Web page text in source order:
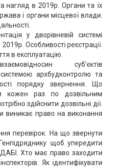
нагляд в 2019р. Органи та їх
і органи місцевої влади.
у дворівневій системі
Особливості реєстрації.
в експлуатацію.
суб'єктів
архбудконтролю та
порядку звернення. Що
кожен раз по дозвільним
здійснити дозвільні дії.
виникає право на виконання
перевірок. На що звернути
щоб упередити
ДАБІ. Хто має право заходити
Як ідентифікувати